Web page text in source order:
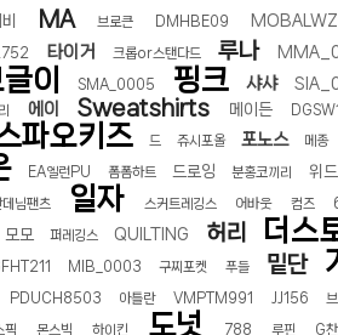
MA 브로큰 DMHBE09
타이거 크롭or스탠다드 루나
이 SMA_0005 핑크 샤샤
에이 Sweatshirts 메이든
파오키즈 드 쥬시포올 포노스 메종
EA엘런PU 폼폼하트 드로잉 분홍코끼리 위
데님팬츠 일자 스커트레깅스 어바웃 컴즈
모모 퍼레깅스 QUILTING 허리 더스
MIB_0003 구찌포켓 푸들 밑단
PDUCH8503 아틀란 VMPTM991 JJ156
픽 몬스빅 하이킨 도넛 788 루핀
G